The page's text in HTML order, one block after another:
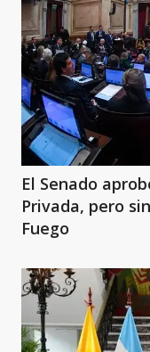
El Senado
Privada, pero
Fuego